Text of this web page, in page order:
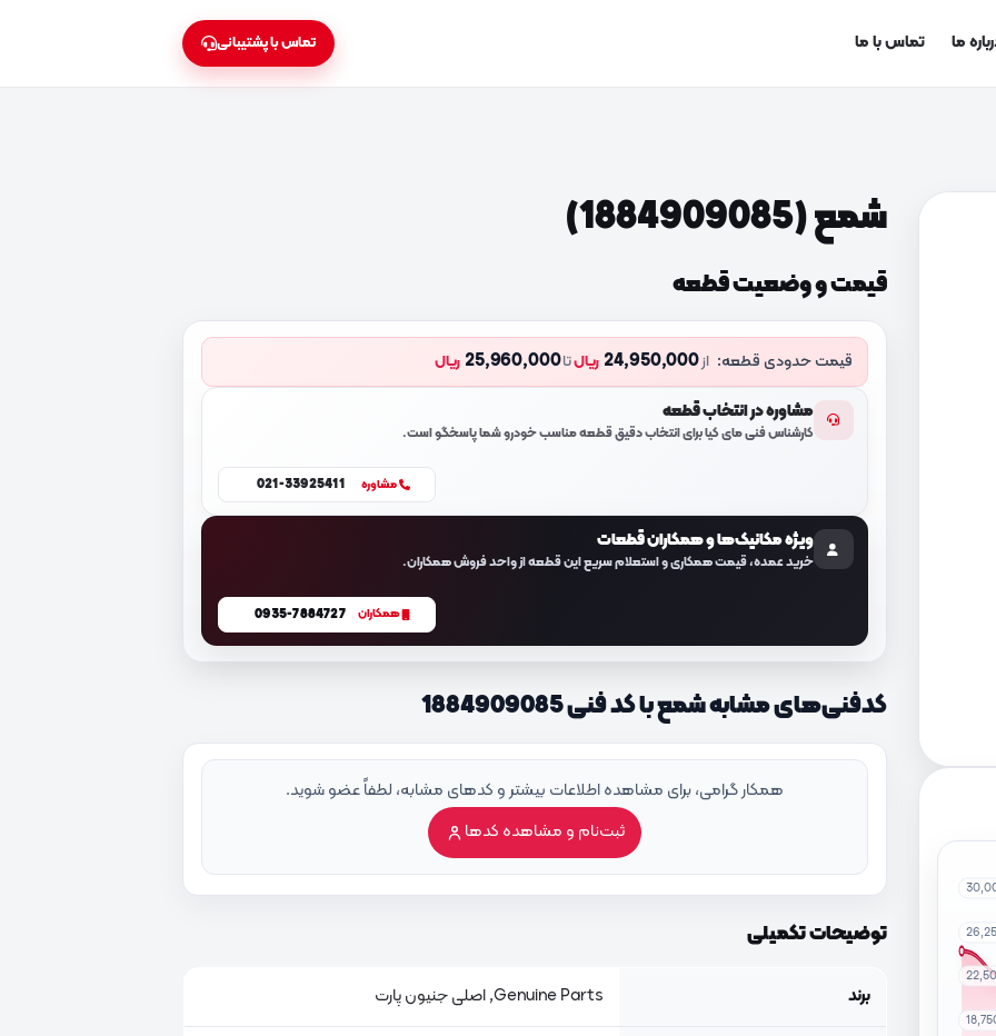
ما تماس با ما تماس با پشتیبانی
شمع (1884909085)
قیمت و وضعیت قطعه
قیمت حدودی قطعه: از24,950,000 ریالتا25,960,000 ریال
مشاوره در انتخاب قطعه
کارشناس فنی مای کیا برای انتخاب دقیق قطعه مناسب خودرو شما پاسخگو است.
مشاوره 021-33925411
ویژه مکانیک‌ها و همکاران قطعات
خرید عمده، قیمت همکاری و استعلام سریع این قطعه از واحد فروش همکاران.
همکاران 0935-7884727
کدفنی‌های مشابه شمع با کد فنی 1884909085
همکار گرامی، برای مشاهده اطلاعات بیشتر و کدهای مشابه، لطفاً عضو شوید.
ثبت‌نام و مشاهده کدها
توضیحات تکمیلی
برند Genuine Parts, اصلی جنیون پارت